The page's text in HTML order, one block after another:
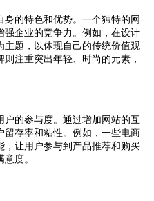
的特色和优势。一个独特的网
强企业的竞争力。例如，在设计
主题，以体现自己的传统价值观
注重突出年轻、时尚的元素，
的参与度。通过增加网站的互
留存率和粘性。例如，一些电商
，让用户参与到产品推荐和购买
度。